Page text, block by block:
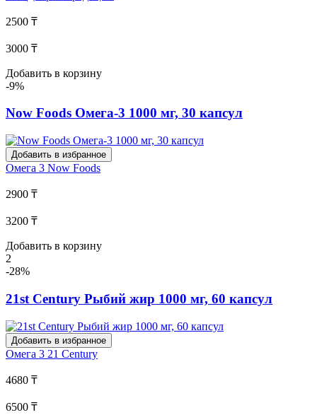
2500 ₸
3000 ₸
Добавить в корзину
-9%
Now Foods Омега-3 1000 мг, 30 капсул
Добавить в избранное
Омега 3 Now Foods
2900 ₸
3200 ₸
Добавить в корзину
2
-28%
21st Century Рыбий жир 1000 мг, 60 капсул
Добавить в избранное
Омега 3 21 Century
4680 ₸
6500 ₸